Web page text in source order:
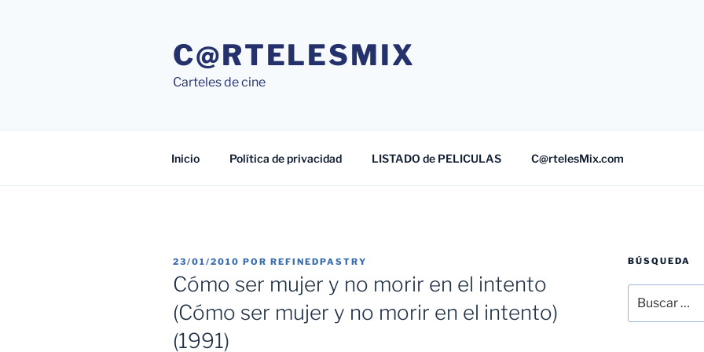
C@RTELESMIX
Carteles de cine
Inicio Política de privacidad LISTADO de PELICULAS C@rtelesMix.com
PUBLICADO
EL
23/01/2010 POR REFINEDPASTRY
Cómo ser mujer y no morir en el intento
(Cómo ser mujer y no morir en el intento)
(1991)
BÚSQUEDA
por: